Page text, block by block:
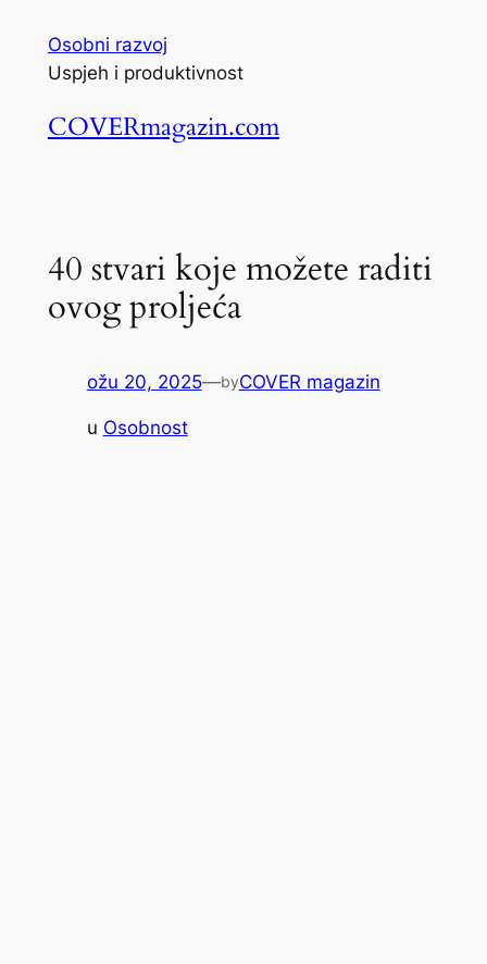
sadržaja
Osobni razvoj
Uspjeh i produktivnost
COVERmagazin.com
40 stvari koje možete raditi
ovog proljeća
ožu 20, 2025—byCOVER magazin
u Osobnost